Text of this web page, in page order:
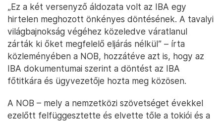
„Ez a két versenyző áldozata volt az IBA egy
hirtelen meghozott önkényes döntésének. A tavalyi
világbajnokság végéhez közeledve váratlanul
zárták ki őket megfelelő eljárás nélkül” – írta
közleményében a NOB, hozzátéve azt is, hogy az
IBA dokumentumai szerint a döntést az IBA
főtitkára és ügyvezetője hozta meg közösen.
A NOB – mely a nemzetközi szövetséget évekkel
ezelőtt felfüggesztette és elvette tőle a tokiói és a